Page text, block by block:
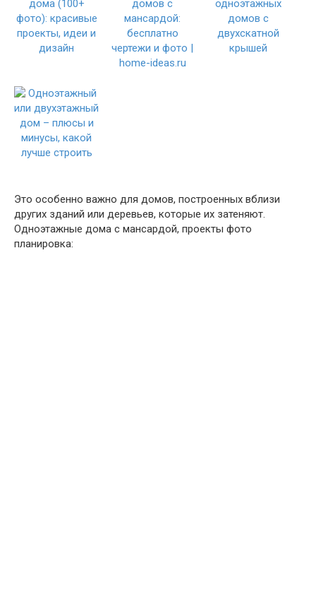
Это особенно важно для домов, построенных вблизи
других зданий или деревьев, которые их затеняют.
Одноэтажные дома с мансардой, проекты фото
планировка: